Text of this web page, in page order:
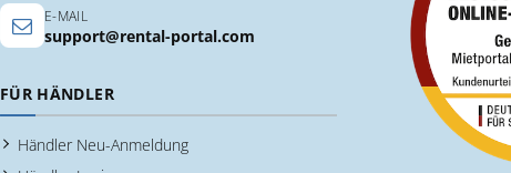
E-MAIL
support@rental-portal.com
FÜR HÄNDLER
Händler Neu-Anmeldung